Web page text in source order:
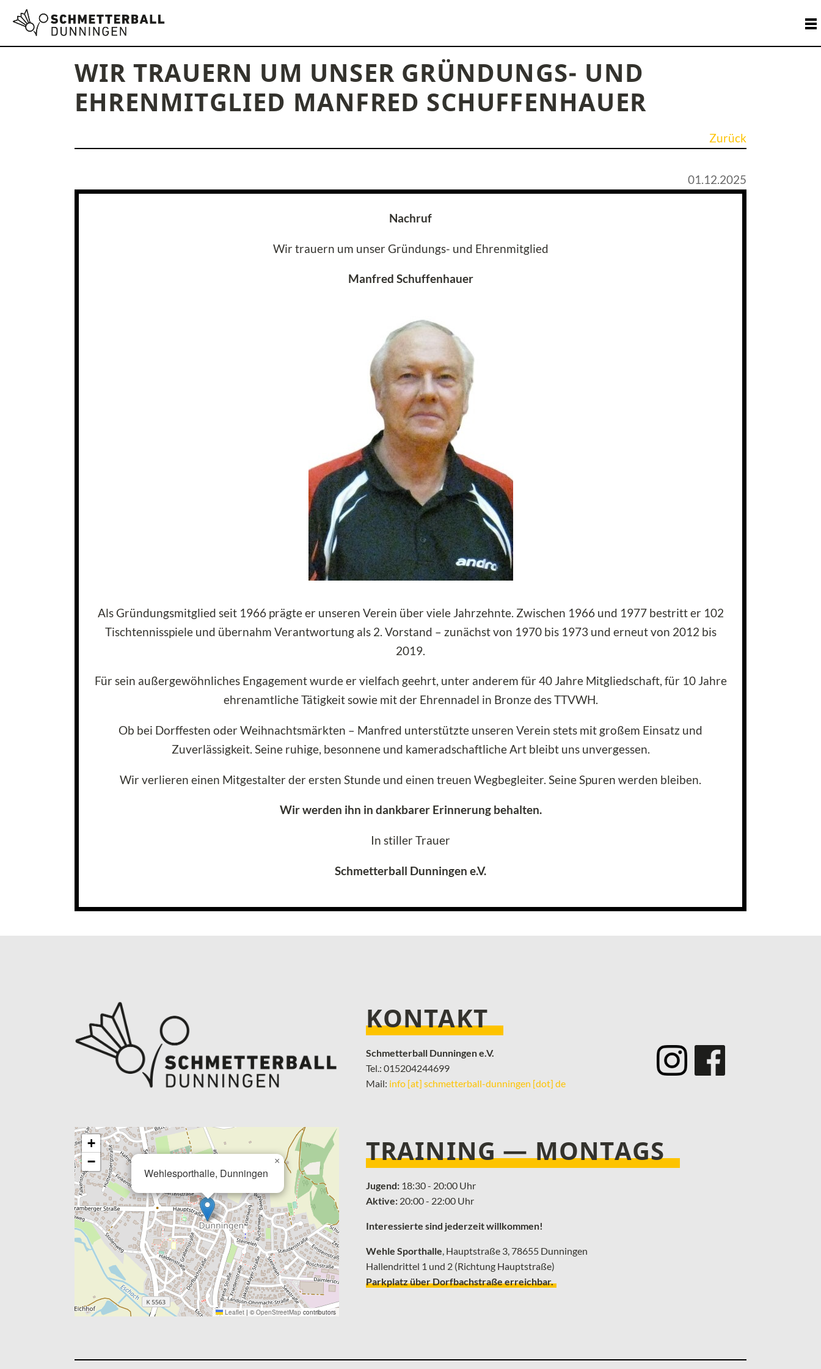
WIR TRAUERN UM UNSER GRÜNDUNGS- UND
EHRENMITGLIED MANFRED SCHUFFENHAUER
Zurück
01.12.2025
Nachruf
Wir trauern um unser Gründungs- und Ehrenmitglied
Manfred Schuffenhauer
Als Gründungsmitglied seit 1966 prägte er unseren Verein über viele Jahrzehnte. Zwischen 1966 und 1977 bestritt er 102
Tischtennisspiele und übernahm Verantwortung als 2. Vorstand – zunächst von 1970 bis 1973 und erneut von 2012 bis
2019.
Für sein außergewöhnliches Engagement wurde er vielfach geehrt, unter anderem für 40 Jahre Mitgliedschaft, für 10 Jahre
ehrenamtliche Tätigkeit sowie mit der Ehrennadel in Bronze des TTVWH.
Ob bei Dorffesten oder Weihnachtsmärkten – Manfred unterstützte unseren Verein stets mit großem Einsatz und
Zuverlässigkeit. Seine ruhige, besonnene und kameradschaftliche Art bleibt uns unvergessen.
Wir verlieren einen Mitgestalter der ersten Stunde und einen treuen Wegbegleiter. Seine Spuren werden bleiben.
Wir werden ihn in dankbarer Erinnerung behalten.
In stiller Trauer
Schmetterball Dunningen e.V.
KONTAKT
Schmetterball Dunningen e.V.
Tel.: 015204244699
Mail: info [at] schmetterball-dunningen [dot] de
­
Wehlesporthalle, Dunningen
×
+
−
Leaflet | © OpenStreetMapcontributors
TRAINING — MONTAGS
Jugend:18:30 - 20:00 Uhr
Aktive:20:00 - 22:00 Uhr
Interessierte sind jederzeit willkommen!
Wehle Sporthalle, ­Hauptstraße 3, 78655 Dunningen
Hallendrittel 1 und 2 (Richtung Hauptstraße)
Parkplatz über Dorfbachstraße erreichbar.